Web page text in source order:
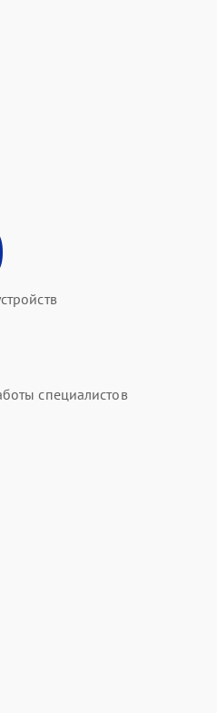
специалистов